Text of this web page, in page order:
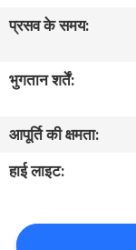
गुणवत्ता
नियंत्रण
संपर्क
करें
प्रसव के समय:
भुगतान शर्तें:
आपूर्ति की क्षमता:
हाई लाइट: